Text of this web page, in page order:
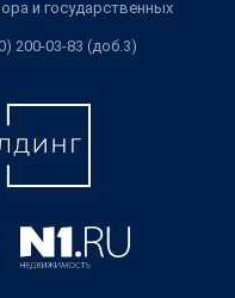
и государственных
200-03-83 (доб.3)